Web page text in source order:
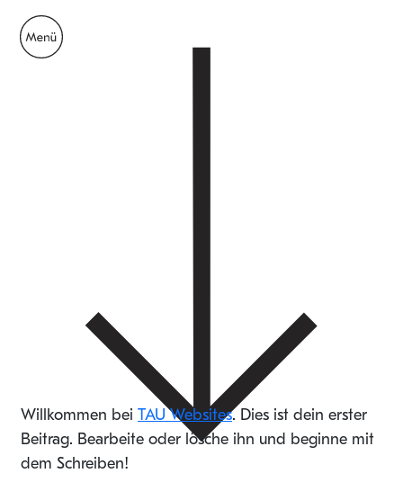
Willkommen bei TAU Websites. Dies ist dein erster
Beitrag. Bearbeite oder lösche ihn und beginne mit
dem Schreiben!